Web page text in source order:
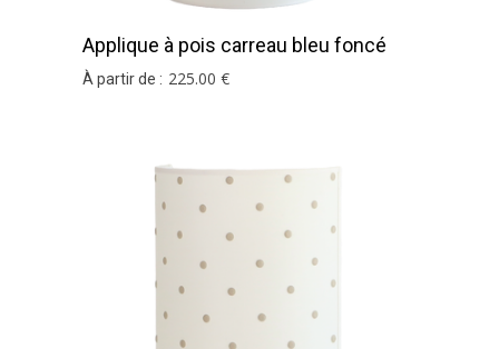
Applique à pois carreau bleu foncé
À partir de : 225.00 €